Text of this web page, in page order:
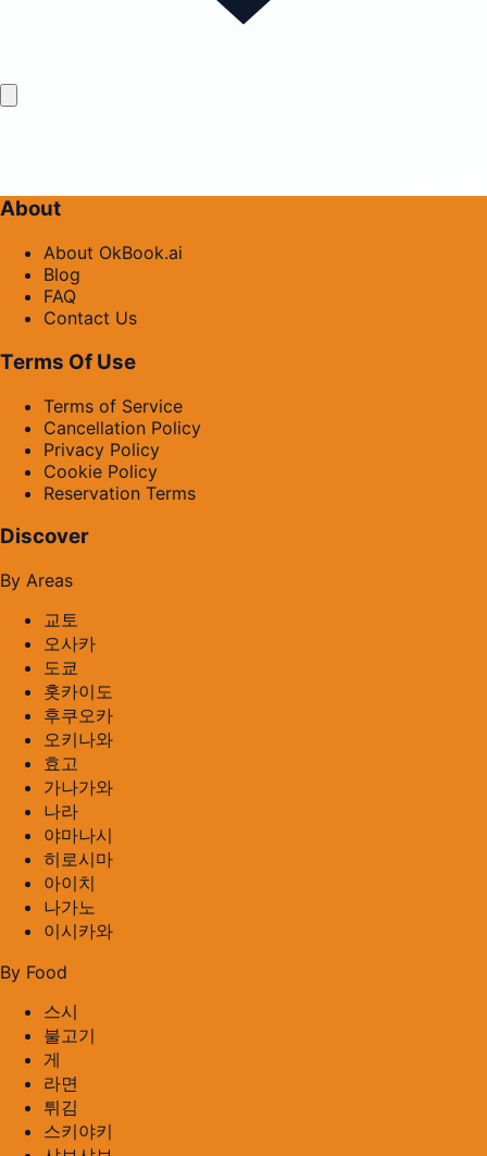
About
About OkBook.ai
Blog
FAQ
Contact Us
Terms Of Use
Terms of Service
Cancellation Policy
Privacy Policy
Cookie Policy
Reservation Terms
Discover
By Areas
교토
오사카
도쿄
홋카이도
후쿠오카
오키나와
효고
가나가와
나라
야마나시
히로시마
아이치
나가노
이시카와
By Food
스시
불고기
게
라면
튀김
스키야키